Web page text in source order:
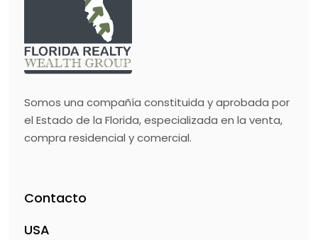
Somos una compañía constituida y aprobada por
el Estado de la Florida, especializada en la venta,
compra residencial y comercial.
Contacto
USA